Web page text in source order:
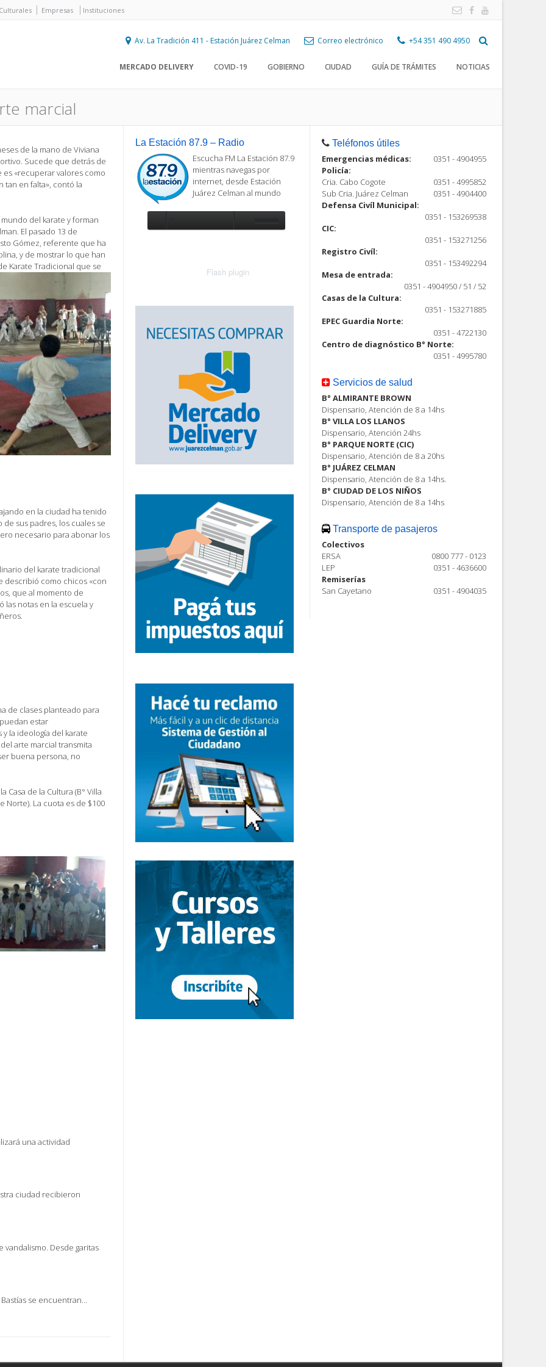
Empresas Instituciones
Av. La Tradición 411 - Estación Juárez Celman Correo electrónico +54 351 490 4950
MERCADO DELIVERY COVID-19 GOBIERNO CIUDAD GUÍA DE TRÁMITES NOTICIAS
marcial
de la mano de Viviana
Sucede que detrás de
«recuperar valores como
tan en falta», contó la
del karate y forman
El pasado 13 de
Gómez, referente que ha
y de mostrar lo que han
Karate Tradicional que se
en la ciudad ha tenido
sus padres, los cuales se
necesario para abonar los
del karate tradicional
describió como chicos «con
que al momento de
las notas en la escuela y
de clases planteado para
estar
la ideología del karate
arte marcial transmita
buena persona, no
Casa de la Cultura (B° Villa
Norte). La cuota es de $100
una actividad
ciudad recibieron
Desde garitas
Bastías se encuentran…
La Estación 87.9 – Radio
Escucha FM La Estación 87.9
mientras navegas por
internet, desde Estación
Juárez Celman al mundo
Flash plugin
Teléfonos útiles
Emergencias médicas:
0351 - 4904955
Policía:
Cria. Cabo Cogote
0351 - 4995852
Sub Cria. Juárez Celman
0351 - 4904400
Defensa Civíl Municipal:
0351 - 153269538
CIC:
0351 - 153271256
Registro Civíl:
0351 - 153492294
Mesa de entrada:
0351 - 4904950 / 51 / 52
Casas de la Cultura:
0351 - 153271885
EPEC Guardia Norte:
0351 - 4722130
Centro de diagnóstico B° Norte:
0351 - 4995780
Servicios de salud
B° ALMIRANTE BROWN
Dispensario, Atención de 8 a 14hs
B° VILLA LOS LLANOS
Dispensario, Atención 24hs
B° PARQUE NORTE (CIC)
Dispensario, Atención de 8 a 20hs
B° JUÁREZ CELMAN
Dispensario, Atención de 8 a 14hs.
B° CIUDAD DE LOS NIÑOS
Dispensario, Atención de 8 a 14hs
Transporte de pasajeros
Colectivos
ERSA
0800 777 - 0123
LEP
0351 - 4636600
Remiserías
San Cayetano
0351 - 4904035